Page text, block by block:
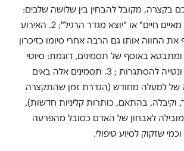
בקצרה, מקובל להבחין בין שלושה שלבים:
1. חשיפה ל"אירוע מאיים חיים" או "יוצא מגדר הרגיל"; 2. האירוע
את החווה אותו גם הרבה אחרי סיומו כזיכרון
באוסף של תסמינים, דוגמת: סיוטי
לילה, התקפי זעם ונטייה להסתגרות ; 3. תסמינים אלה באים
של למעלה מחודש (הגדרת זמן שהתקצרה
בהתאם, כותרות קליניות חדשות),
לאבחון של האדם כסובל מהפרעה
שזקוק לסיוע טיפולי.